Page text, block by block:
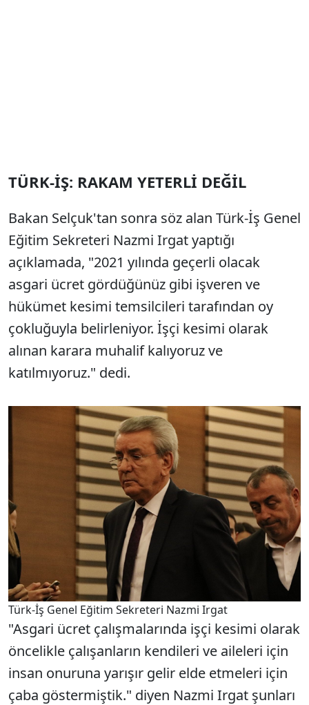
TÜRK-İŞ: RAKAM YETERLİ DEĞİL
Bakan Selçuk'tan sonra söz alan Türk-İş Genel
Eğitim Sekreteri Nazmi Irgat yaptığı
açıklamada, "2021 yılında geçerli olacak
asgari ücret gördüğünüz gibi işveren ve
hükümet kesimi temsilcileri tarafından oy
çokluğuyla belirleniyor. İşçi kesimi olarak
alınan karara muhalif kalıyoruz ve
katılmıyoruz." dedi.
Türk-İş Genel Eğitim Sekreteri Nazmi Irgat
"Asgari ücret çalışmalarında işçi kesimi olarak
öncelikle çalışanların kendileri ve aileleri için
insan onuruna yarışır gelir elde etmeleri için
çaba göstermiştik." diyen Nazmi Irgat şunları